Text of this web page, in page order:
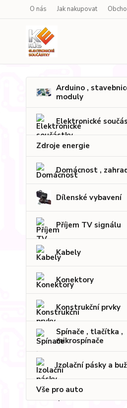
O nás Jak nakupovat
Arduino ,
moduly
Elektronické
Zdroje energie
Domácnost ,
Dílenské vybavení
Příjem TV signálu
Kabely
Konektory
Konstrukční prvky
Spínače , tlačítka ,
mikrospínače
Izolační pásky a
Vše pro auto